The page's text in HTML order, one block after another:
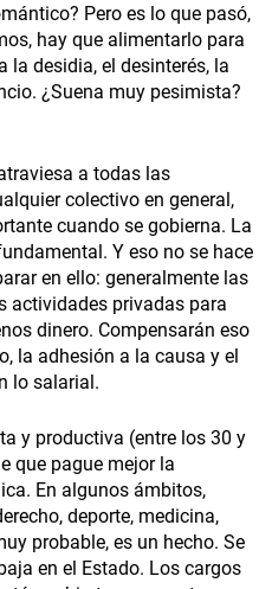
Pero es lo que pasó,
hay que alimentarlo para
la desidia, el desinterés, la
¿Suena muy pesimista?
a todas las
colectivo en general,
cuando se gobierna. La
Y eso no se hace
en ello: generalmente las
actividades privadas para
dinero. Compensarán eso
la adhesión a la causa y el
lo salarial.
y productiva (entre los 30 y
que pague mejor la
En algunos ámbitos,
deporte, medicina,
probable, es un hecho. Se
en el Estado. Los cargos